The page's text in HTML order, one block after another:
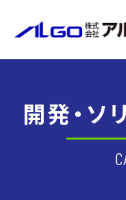
開発・ソ